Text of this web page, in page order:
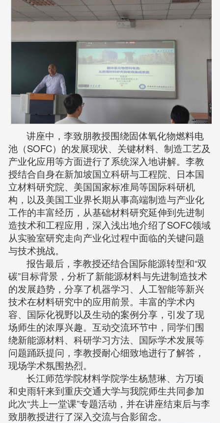
讲座中，李致朋教授围绕固体氧化物燃料电
池（SOFC）的发展现状、关键材料、制造工艺及
产业化应用等方面进行了系统深入地讲解。李教
授结合自身在新加坡国立科研与工程院、日本国
立材料研究院、美国国家标准局等国际科研机
构，以及美国工业界长期从事高端制造与产业化
工作的丰富经历，从基础材料研究延伸到先进制
造技术和工程应用，深入浅出地介绍了SOFC领域
从实验室研究走向产业化过程中面临的关键问题
与技术挑战。
报告最后，李教授还结合国际能源转型和“双
碳”目标背景，分析了新能源材料与先进制造技术
的发展趋势，分享了机器学习、人工智能等新兴
技术在材料研究中的应用前景。丰富的学术内
容、国际化视野以及生动的案例分享，引发了现
场师生的浓厚兴趣。互动交流环节中，同学们围
绕新能源材料、科研学习方法、国际学术发展等
问题踊跃提问，李教授耐心细致地进行了解答，
现场学术氛围热烈。
长江师范学院材料学院学生杨慧琳、方万顷
和史雨轩来到重庆交通大学与我院师生共同参加
此次“共上一堂课”专题活动，并在讲座结束后与李
致朋教授进行了深入交流与合影留念。